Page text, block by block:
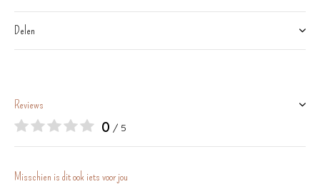
Delen
Reviews
0 / 5
Misschien is dit ook iets voor jou